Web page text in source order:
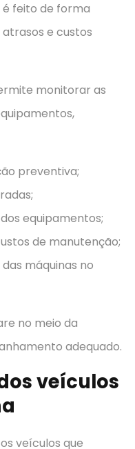
feito de forma
e custos
monitorar as
preventiva;
equipamentos;
de manutenção;
máquinas no
no meio da
adequado.
veículos
veículos que